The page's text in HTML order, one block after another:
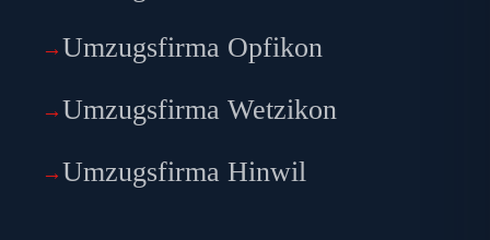
Umzugsfirma Opfikon
Umzugsfirma Wetzikon
Umzugsfirma Hinwil